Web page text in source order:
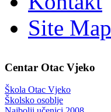
Site Map
Centar Otac Vjeko
Škola Otac Vjeko
Školsko osoblje